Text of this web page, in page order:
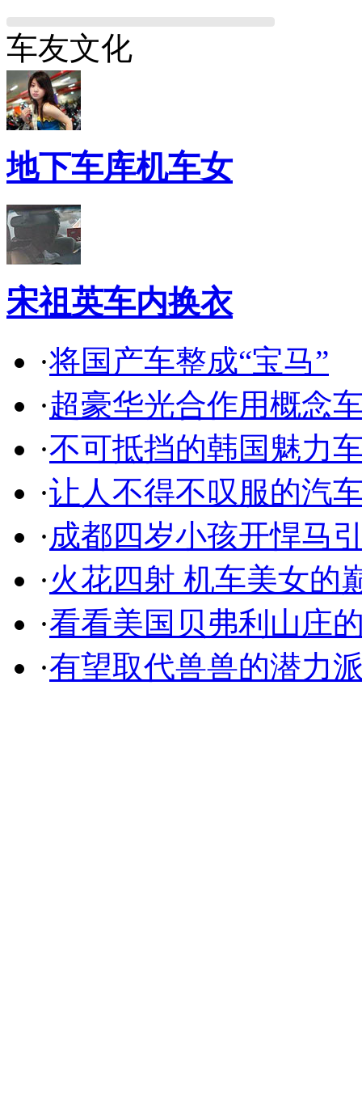
车友文化
地下车库机车女
宋祖英车内换衣
·将国产车整成“宝马”
·超豪华光合作用概念
·不可抵挡的韩国魅力
·让人不得不叹服的汽
·成都四岁小孩开悍马
·火花四射 机车美女的
·看看美国贝弗利山庄
·有望取代兽兽的潜力